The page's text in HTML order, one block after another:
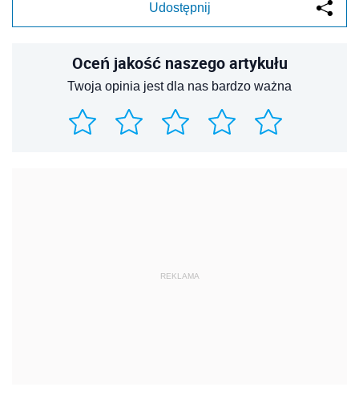
Udostępnij
Oceń jakość naszego artykułu
Twoja opinia jest dla nas bardzo ważna
REKLAMA